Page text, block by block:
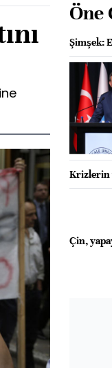
Öne
Şimşek:
Krizlerin
Çin,